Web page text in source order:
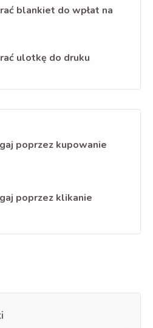
blankiet do wpłat na
ulotkę do druku
poprzez kupowanie
poprzez klikanie